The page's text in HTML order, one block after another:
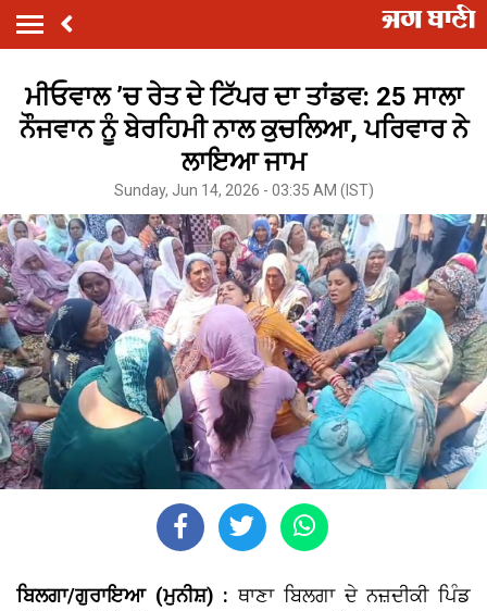
ਮੀਓਵਾਲ ’ਚ ਰੇਤ ਦੇ ਟਿੱਪਰ ਦਾ ਤਾਂਡਵ: 25 ਸਾਲਾ
ਨੌਜਵਾਨ ਨੂੰ ਬੇਰਹਿਮੀ ਨਾਲ ਕੁਚਲਿਆ, ਪਰਿਵਾਰ ਨੇ
ਲਾਇਆ ਜਾਮ
Sunday, Jun 14, 2026 - 03:35 AM (IST)
ਬਿਲਗਾ/ਗੁਰਾਇਆ (ਮੁਨੀਸ਼) : ਥਾਣਾ ਬਿਲਗਾ ਦੇ ਨਜ਼ਦੀਕੀ ਪਿੰਡ